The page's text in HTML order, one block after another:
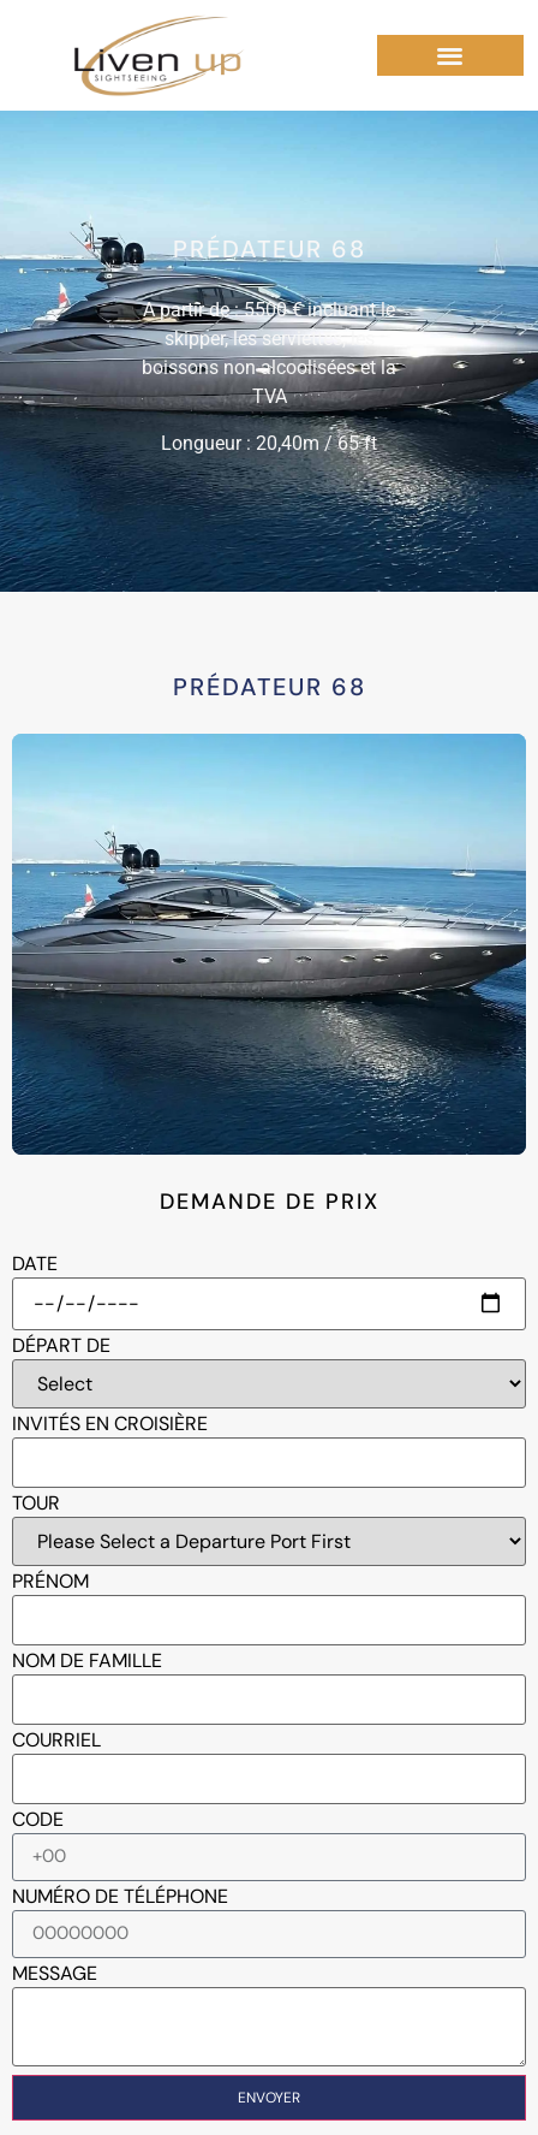
PRÉDATEUR 68
A partir de : 5500 € incluant le
skipper, les serviettes, les
boissons non alcoolisées et la
TVA
Longueur : 20,40m / 65 ft
PRÉDATEUR 68
DEMANDE DE PRIX
DATE
DÉPART DE
INVITÉS EN CROISIÈRE
TOUR
PRÉNOM
NOM DE FAMILLE
COURRIEL
CODE
NUMÉRO DE TÉLÉPHONE
MESSAGE